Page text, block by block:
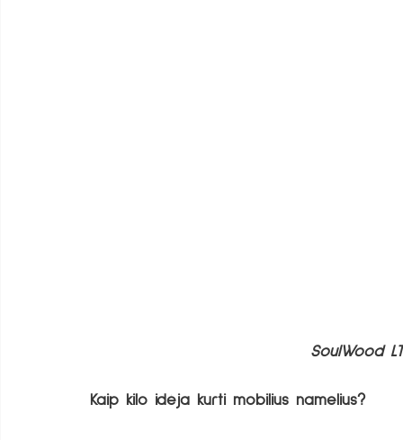
SoulWood LT
Kaip kilo idėja kurti mobilius namelius?